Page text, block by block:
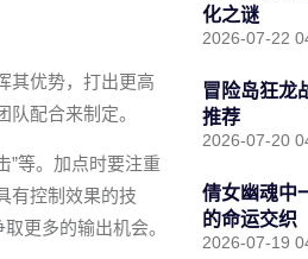
其优势，打出更高
配合来制定。
”等。加点时要注重
有控制效果的技
更多的输出机会。
化之谜
2026-07-22
冒险岛狂龙
推荐
2026-07-20
倩女幽魂中
的命运交织
2026-07-19